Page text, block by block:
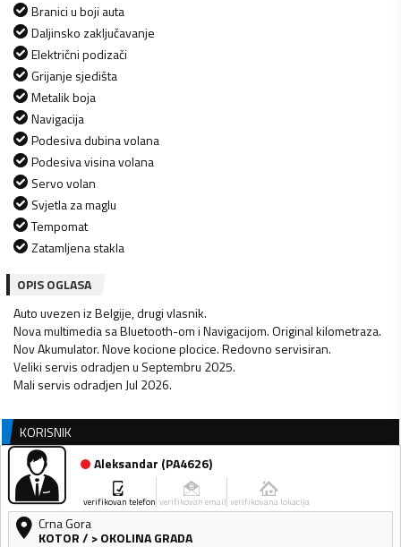
Branici u boji auta
Daljinsko zaključavanje
Električni podizači
Grijanje sjedišta
Metalik boja
Navigacija
Podesiva dubina volana
Podesiva visina volana
Servo volan
Svjetla za maglu
Tempomat
Zatamljena stakla
OPIS OGLASA
Auto uvezen iz Belgije, drugi vlasnik.
Nova multimedia sa Bluetooth-om i Navigacijom. Original kilometraza.
Nov Akumulator. Nove kocione plocice. Redovno servisiran.
Veliki servis odradjen u Septembru 2025.
Mali servis odradjen Jul 2026.
KORISNIK
Aleksandar (PA4626)
verifikovan telefon verifikovan email verifikovana lokacija
Crna Gora
KOTOR/ > OKOLINA GRADA